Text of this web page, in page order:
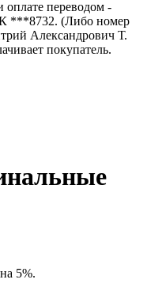
переводом -
***8732. (Либо номер
Александрович Т.
покупатель.
5%.